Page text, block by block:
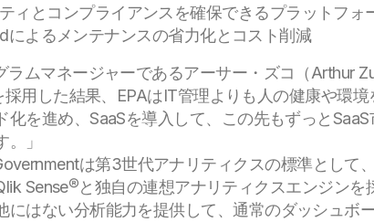
ィとコンプライアンスを確保できるプラットフォ
によるメンテナンスの省力化とコスト削減
ラムマネージャーであるアーサー・ズコ（Arthur
採用した結果、EPAはIT管理よりも人の健康や環
化を進め、SaaSを導入して、この先もずっと
」
は第3世代アナリティクスの標準として
Sense®と独自の連想アナリティクスエンジン
にはない分析能力を提供して、通常のダッシュボ